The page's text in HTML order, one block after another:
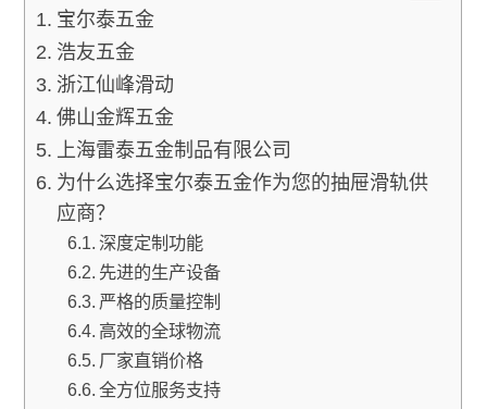
宝尔泰五金
浩友五金
浙江仙峰滑动
佛山金辉五金
上海雷泰五金制品有限公司
为什么选择宝尔泰五金作为您的抽屉滑轨供
应商？
深度定制功能
先进的生产设备
严格的质量控制
高效的全球物流
厂家直销价格
全方位服务支持